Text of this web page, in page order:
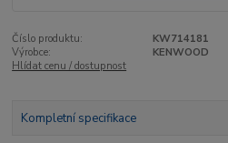
Číslo produktu:
KW714181
Výrobce:
KENWOOD
Hlídat cenu / dostupnost
Kompletní specifikace